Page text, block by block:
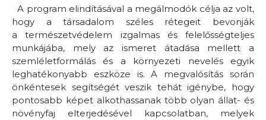
A program elindításával a megálmodók célja az volt,
hogy a társadalom széles rétegeit bevonják
a természetvédelem izgalmas és felelősségteljes
munkájába, mely az ismeret átadása mellett a
szemléletformálás és a környezeti nevelés egyik
leghatékonyabb eszköze is. A megvalósítás során
önkéntesek segítségét veszik tehát igénybe, hogy
pontosabb képet alkothassanak több olyan állat- és
növényfaj elterjedésével kapcsolatban, melyek